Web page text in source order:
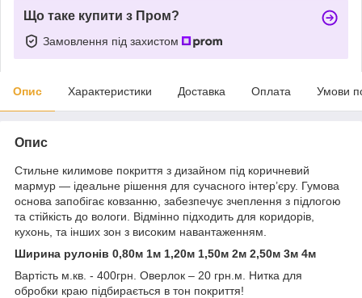
Що таке купити з Пром?
Замовлення під захистом
Опис Характеристики Доставка Оплата Умови
Опис
Стильне килимове покриття з дизайном під коричневий
мармур — ідеальне рішення для сучасного інтер’єру. Гумова
основа запобігає ковзанню, забезпечує зчеплення з підлогою
та стійкість до вологи. Відмінно підходить для коридорів,
кухонь, та інших зон з високим навантаженням.
Ширина рулонів 0,80м 1м 1,20м 1,50м 2м 2,50м 3м 4м
Вартість м.кв. - 400грн. Оверлок – 20 грн.м. Нитка для
обробки краю підбирається в тон покриття!